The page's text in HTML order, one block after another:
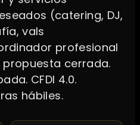
(catering, DJ,
vals
profesional
cerrada.
CFDI 4.0.
hábiles.